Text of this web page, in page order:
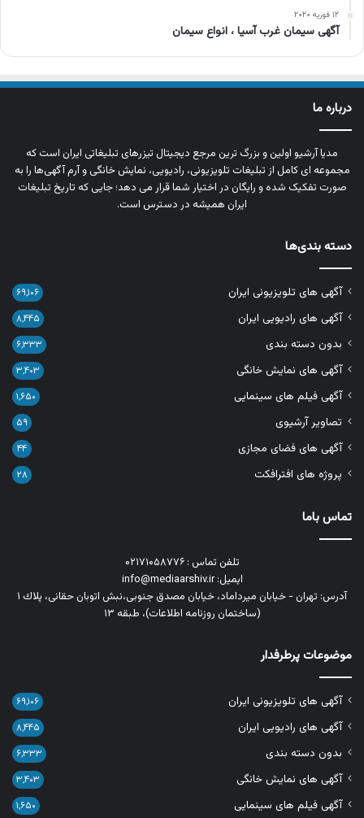
۱۲ فوریه ۲۰۲۰
آگهی سیمان غرب آسیا ، انواع سیمان
درباره ما
مدیا آرشیو اولین و بزرگ‌ ترین مرجع دیجیتال تیزرهای تبلیغاتی ایران است که
مجموعه‌ ای کامل از تبلیغات تلویزیونی، رادیویی، نمایش خانگی و آرم‌ آگهی‌ها را به‌
صورت تفکیک‌ شده و رایگان در اختیار شما قرار می‌ دهد؛ جایی که تاریخ تبلیغات
ایران همیشه در دسترس است.
دسته بندی‌ها
آگهی های تلویزیونی ایران ۶۹,۱۰۶
آگهی های رادیویی ایران ۸,۴۴۵
بدون دسته بندی ۶,۳۳۳
آگهی های نمایش خانگی ۳,۴۰۳
آگهی فیلم های سینمایی ۱,۶۵۰
تصاویر آرشیوی ۵۹
آگهی های فضای مجازی ۴۴
پروژه های افترافکت ۲۸
تماس باما
تلفن تماس : ۰۲۱۷۱۰۵۸۷۷۶
ایمیل: info@mediaarshiv.ir
آدرس: تهران - خیابان میرداماد، خیابان مصدق جنوبی،نبش اتوبان حقانی، پلاك ١
(ساختمان روزنامه اطلاعات)، طبقه ۱۳
موضوعات پرطرفدار
آگهی های تلویزیونی ایران ۶۹,۱۰۶
آگهی های رادیویی ایران ۸,۴۴۵
بدون دسته بندی ۶,۳۳۳
آگهی های نمایش خانگی ۳,۴۰۳
آگهی فیلم های سینمایی ۱,۶۵۰